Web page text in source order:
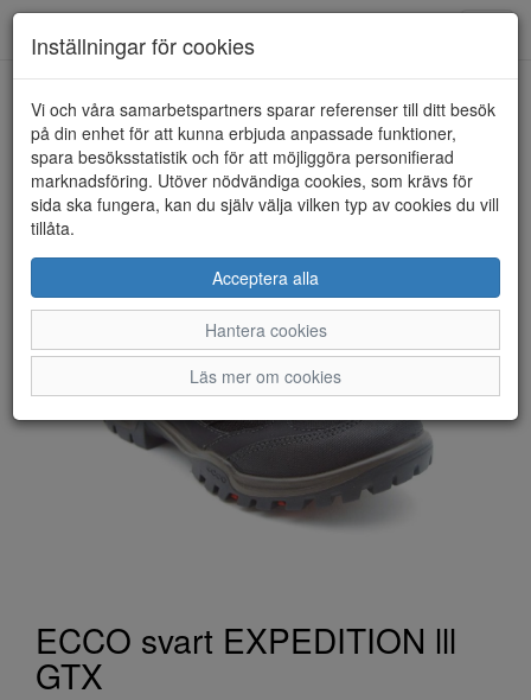
HEM ECCO
ECCO svart EXPEDITION lll
GTX
Inställningar för cookies
Vi och våra samarbetspartners sparar referenser till ditt besök
på din enhet för att kunna erbjuda anpassade funktioner,
spara besöksstatistik och för att möjliggöra personifierad
marknadsföring. Utöver nödvändiga cookies, som krävs för
sida ska fungera, kan du själv välja vilken typ av cookies du vill
tillåta.
Acceptera alla
Hantera cookies
Läs mer om cookies